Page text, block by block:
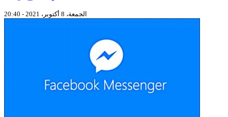
الجمعة، 8 أكتوبر، 2021 - 20:40